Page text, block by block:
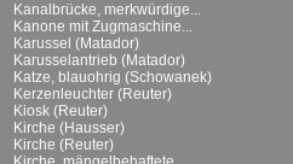
Kanalbrücke, merkwürdige...
Kanone mit Zugmaschine...
Karussel (Matador)
Karusselantrieb (Matador)
Katze, blauohrig (Schowanek)
Kerzenleuchter (Reuter)
Kiosk (Reuter)
Kirche (Hausser)
Kirche (Reuter)